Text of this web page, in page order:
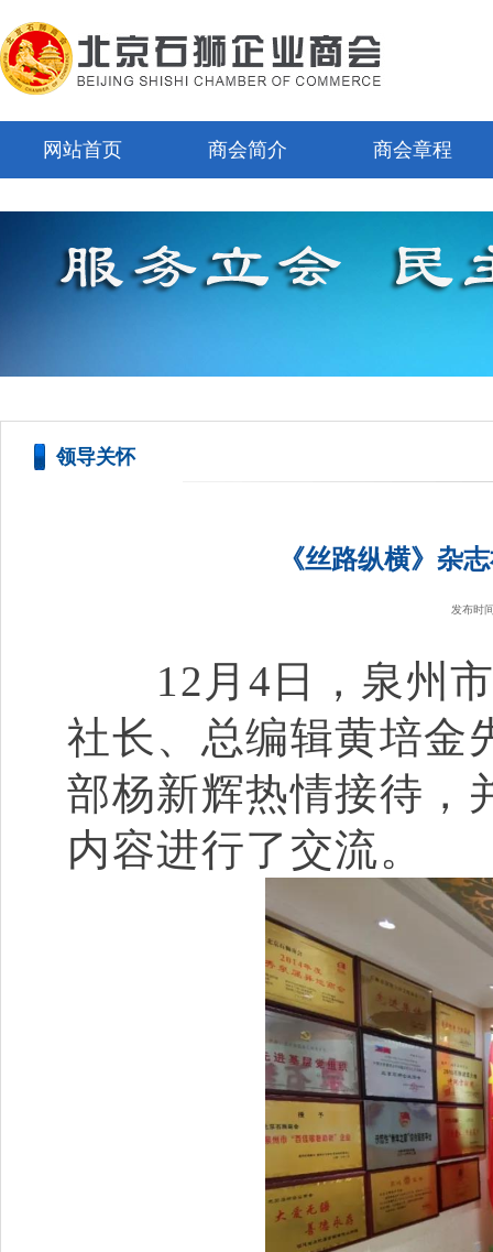
网站首页 商会简介 商会章程
领导关怀
《丝路纵横》杂
发布时
12月4日，泉州市
社长、总编辑黄培金
部杨新辉热情接待，
内容进行了交流。